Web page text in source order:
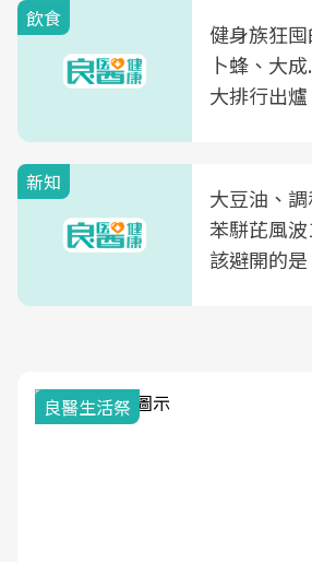
飲食
健身族狂囤
卜蜂、大
大排行出
新知
大豆油、
苯駢芘風
該避開的
良醫生活祭